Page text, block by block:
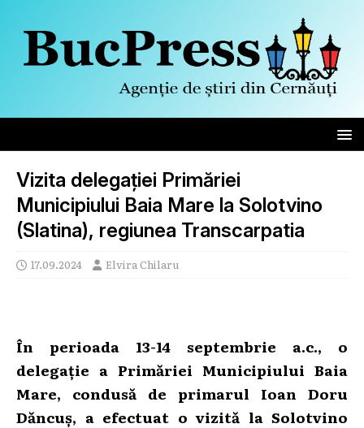
Vizita delegației Primăriei
Municipiului Baia Mare la Solotvino
(Slatina), regiunea Transcarpatia
17.09.2024 Elvira Chilaru
În perioada 13-14 septembrie a.c., o
delegație a Primăriei Municipiului Baia
Mare, condusă de primarul Ioan Doru
Dăncuș, a efectuat o vizită la Solotvino